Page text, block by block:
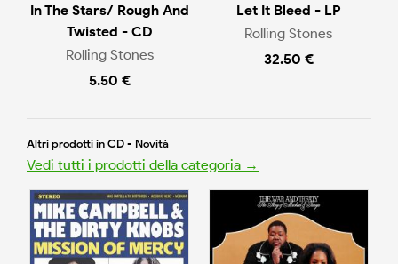
In The Stars/ Rough And
Twisted - CD
Rolling Stones
5.50 €
Let It Bleed - LP
Rolling Stones
32.50 €
Altri prodotti in CD - Novità
Vedi tutti i prodotti della categoria →